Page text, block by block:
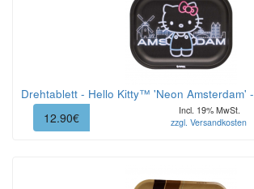
Drehtablett - Hello Kitty™ 'Neon Amsterdam'
12.90€
Incl. 19% MwSt.
zzgl. Versandkosten